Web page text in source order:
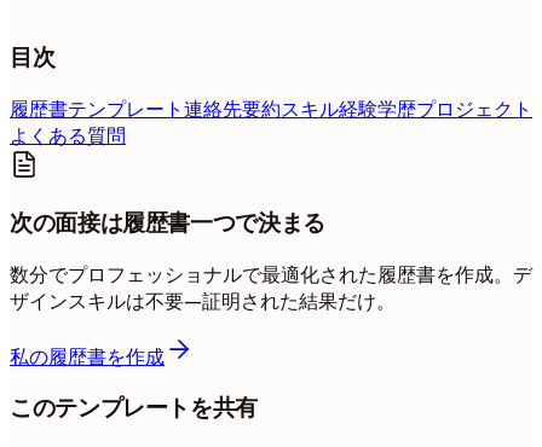
目次
履歴書テンプレート連絡先要約スキル経験学歴プロジェクト
よくある質問
次の面接は履歴書一つで決まる
数分でプロフェッショナルで最適化された履歴書を作成。デ
ザインスキルは不要—証明された結果だけ。
私の履歴書を作成
このテンプレートを共有